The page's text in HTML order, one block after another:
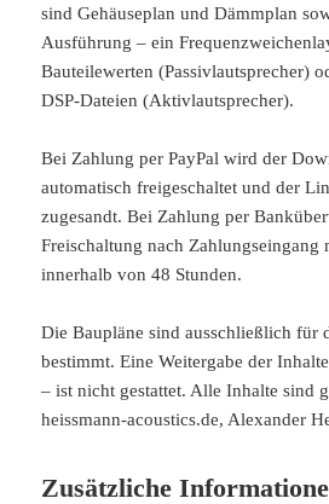
sind Gehäuseplan und Dämmplan
Ausführung – ein
Bauteilewerten (Passivlautsprecher)
DSP-Dateien (Aktivlautsprecher).
Bei Zahlung per PayPal wird der
automatisch freigeschaltet und der
zugesandt. Bei Zahlung per
Freischaltung nach Zahlungseingang
innerhalb von 48 Stunden.
Die Baupläne sind ausschließlich für
bestimmt. Eine Weitergabe der
– ist nicht gestattet. Alle Inhalte sind
heissmann-acoustics.de, Alexander
Zusätzliche